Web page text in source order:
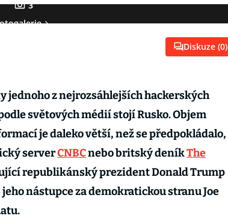
3
Diskuze (0)
jednoho z nejrozsáhlejších hackerských
světových médií stojí Rusko. Objem
je daleko větší, než se předpokládalo,
serverCNBCnebo britský deníkThe
republikánský prezident Donald Trump
nástupce za demokratickou stranu Joe